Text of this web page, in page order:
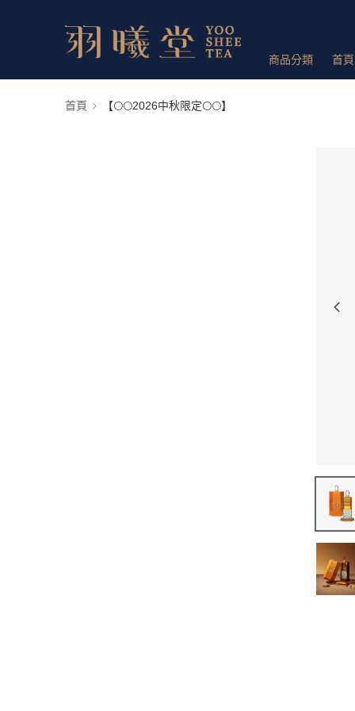
商品分類 首頁
首頁 【🌕🌕2026中秋限定🌕🌕】